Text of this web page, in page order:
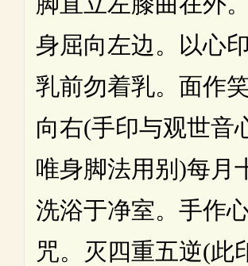
身屈向左边。以心
乳前勿着乳。面作
向右(手印与观世音
唯身脚法用别)每月
洗浴于净室。手作
咒。灭四重五逆(此